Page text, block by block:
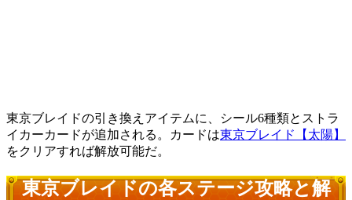
東京ブレイドの引き換えアイテムに、シール6種類とストラ
イカーカードが追加される。カードは東京ブレイド【太陽】
をクリアすれば解放可能だ。
東京ブレイドの各ステージ攻略と解